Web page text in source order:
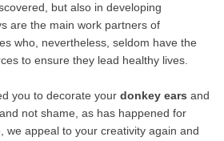
but also in developing
are the main work partners of
who, nevertheless, seldom have the
to ensure they lead healthy lives.
you to decorate your donkey ears and
not shame, as has happened for
we appeal to your creativity again and